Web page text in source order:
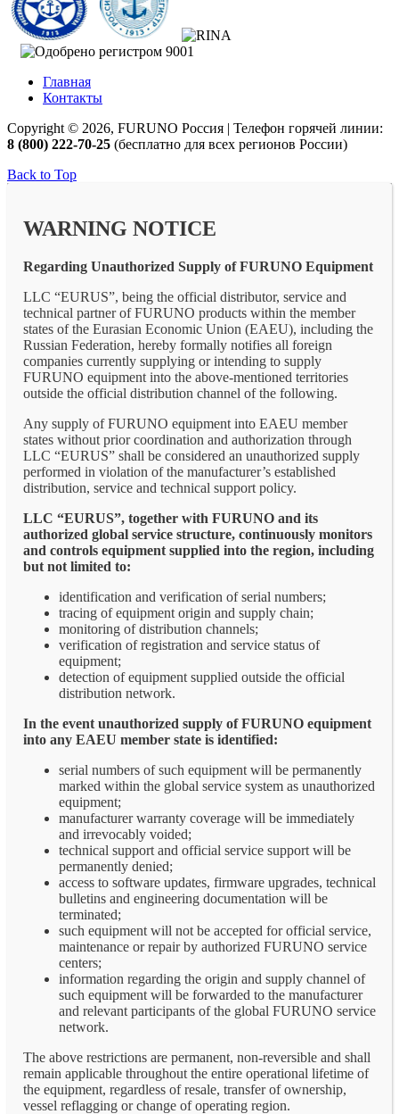
Главная
Контакты
Copyright © 2026, FURUNO Россия | Телефон горячей линии:
8 (800) 222-70-25 (бесплатно для всех регионов России)
Back to Top
WARNING NOTICE
Regarding Unauthorized Supply of FURUNO Equipment
LLC “EURUS”, being the official distributor, service and
technical partner of FURUNO products within the member
states of the Eurasian Economic Union (EAEU), including the
Russian Federation, hereby formally notifies all foreign
companies currently supplying or intending to supply
FURUNO equipment into the above-mentioned territories
outside the official distribution channel of the following.
Any supply of FURUNO equipment into EAEU member
states without prior coordination and authorization through
LLC “EURUS” shall be considered an unauthorized supply
performed in violation of the manufacturer’s established
distribution, service and technical support policy.
LLC “EURUS”, together with FURUNO and its
authorized global service structure, continuously monitors
and controls equipment supplied into the region, including
but not limited to:
identification and verification of serial numbers;
tracing of equipment origin and supply chain;
monitoring of distribution channels;
verification of registration and service status of
equipment;
detection of equipment supplied outside the official
distribution network.
In the event unauthorized supply of FURUNO equipment
into any EAEU member state is identified:
serial numbers of such equipment will be permanently
marked within the global service system as unauthorized
equipment;
manufacturer warranty coverage will be immediately
and irrevocably voided;
technical support and official service support will be
permanently denied;
access to software updates, firmware upgrades, technical
bulletins and engineering documentation will be
terminated;
such equipment will not be accepted for official service,
maintenance or repair by authorized FURUNO service
centers;
information regarding the origin and supply channel of
such equipment will be forwarded to the manufacturer
and relevant participants of the global FURUNO service
network.
The above restrictions are permanent, non-reversible and shall
remain applicable throughout the entire operational lifetime of
the equipment, regardless of resale, transfer of ownership,
vessel reflagging or change of operating region.